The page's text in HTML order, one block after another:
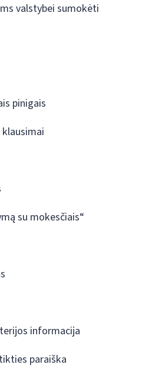
valstybei sumokėti
pinigais
su mokesčiais“
informacija
paraiška